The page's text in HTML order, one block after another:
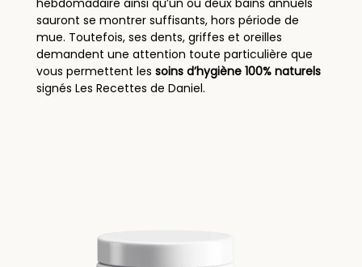
sauront se montrer suffisants, hors période de
mue. Toutefois, ses dents, griffes et oreilles
demandent une attention toute particulière que
vous permettent les soins d’hygiène 100% naturels
signés Les Recettes de Daniel.